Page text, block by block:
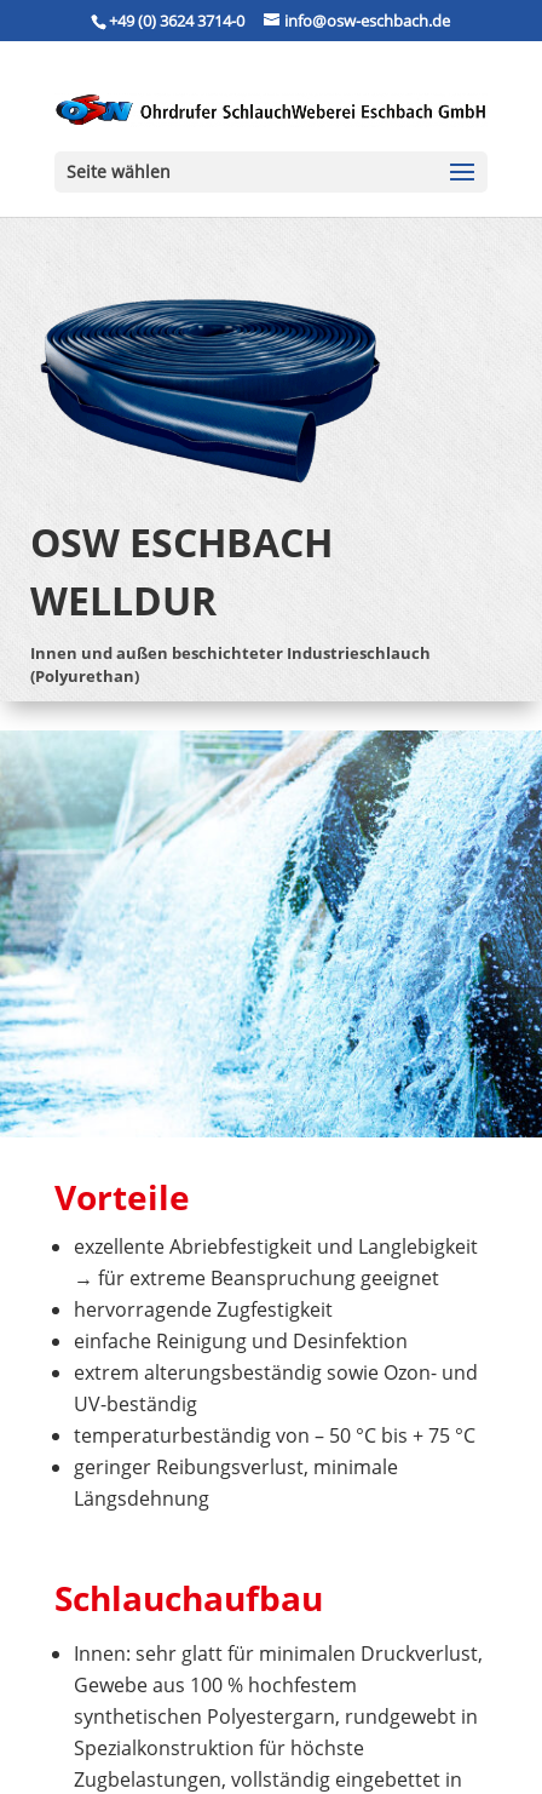
+49 (0) 3624 3714-0 info@osw-eschbach.de
Seite wählen
OSW ESCHBACH
WELLDUR
Innen und außen beschichteter Industrieschlauch
(Polyurethan)
Vorteile
exzellente Abriebfestigkeit und Langlebigkeit
→ für extreme Beanspruchung geeignet
hervorragende Zugfestigkeit
einfache Reinigung und Desinfektion
extrem alterungsbeständig sowie Ozon- und
UV-beständig
temperaturbeständig von – 50 °C bis + 75 °C
geringer Reibungsverlust, minimale
Längsdehnung
Schlauchaufbau
Innen: sehr glatt für minimalen Druckverlust,
Gewebe aus 100 % hochfestem
synthetischen Polyestergarn, rundgewebt in
Spezialkonstruktion für höchste
Zugbelastungen, vollständig eingebettet in